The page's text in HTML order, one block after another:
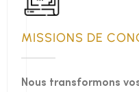
MISSIONS DE
Nous transformons